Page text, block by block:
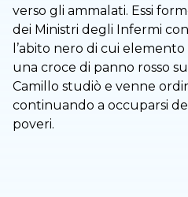
verso gli ammalati. Essi
dei Ministri degli Infermi
l’abito nero di cui
una croce di panno rosso
Camillo studiò e venne
continuando a occuparsi
poveri.